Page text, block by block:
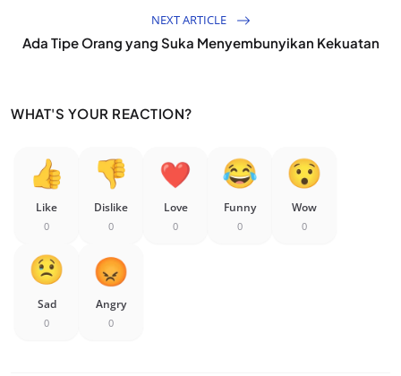
NEXT ARTICLE
Ada Tipe Orang yang Suka Menyembunyikan Kekuatan
WHAT'S YOUR REACTION?
Like
0
Dislike
0
Love
0
Funny
0
Wow
0
Sad
0
Angry
0